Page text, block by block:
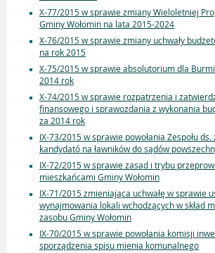
X-77/2015 w sprawie zmiany Wieloletniej
Gminy Wołomin na lata 2015-2024
X-76/2015 w sprawie zmiany uchwały
na rok 2015
X-75/2015 w sprawie absolutorium dla
2014 rok
X-74/2015 w sprawie rozpatrzenia i
finansowego i sprawozdania z wykonania
za 2014 rok
IX-73/2015 w sprawie powołania Zespołu
kandydató na ławników do sądów
IX-72/2015 w sprawie zasad i trybu
mieszkańcami Gminy Wołomin
IX-71/2015 zmieniająca uchwałę w sprawie
wynajmowania lokali wchodzących w skład
zasobu Gminy Wołomin
IX-70/2015 w sprawie powołania komisji
sporządzenia spisu mienia komunalnego